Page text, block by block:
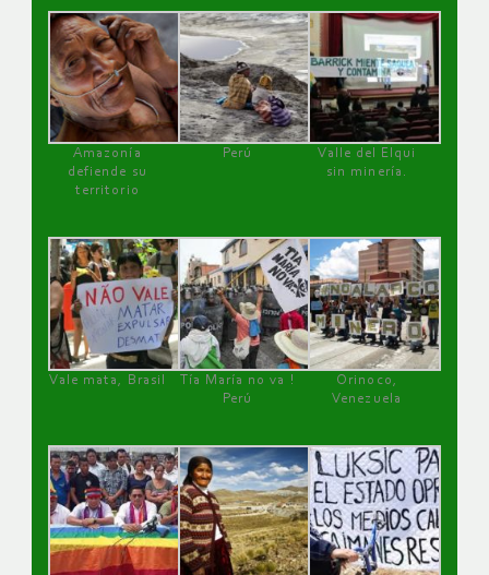
Amazonía
defiende su
territorio
Perú
Valle del Elqui
sin minería.
Vale mata, Brasil
Tía María no va !
Perú
Orinoco,
Venezuela